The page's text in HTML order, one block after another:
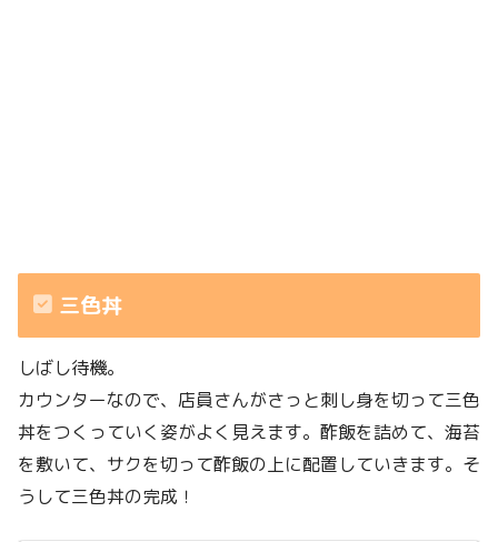
三色丼
しばし待機。
カウンターなので、店員さんがさっと刺し身を切って三色
丼をつくっていく姿がよく見えます。酢飯を詰めて、海苔
を敷いて、サクを切って酢飯の上に配置していきます。そ
うして三色丼の完成！